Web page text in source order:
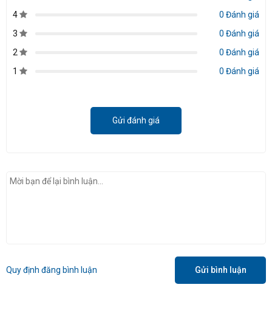
4
0 Đánh giá
3
0 Đánh giá
2
0 Đánh giá
1
0 Đánh giá
Gửi đánh giá
Quy định đăng bình luận Gửi bình luận